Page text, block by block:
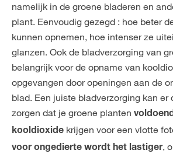
namelijk in de groene bladeren en
plant. Eenvoudig gezegd : hoe beter
kunnen opnemen, hoe intenser ze
glanzen. Ook de bladverzorging van
belangrijk voor de opname van
opgevangen door openingen aan de
blad. Een juiste bladverzorging kan er
zorgen dat je groene planten
kooldioxide krijgen voor een vlotte
voor ongedierte wordt het lastiger,